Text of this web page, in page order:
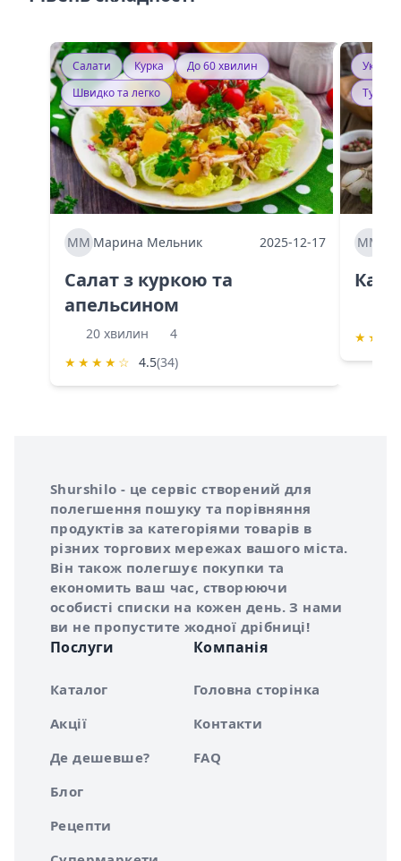
Салати Курка
До 60 хвилин
Швидко та легко
ММ Марина Мельник 2025-12-17
Салат з куркою та
апельсином
20 хвилин
4
★ ★ ★ ★ ☆ 4.5(34)
ММ
★ ★
Про сервіс Shurshilo
Shurshilo - це сервіс створений для
полегшення пошуку та порівняння
продуктів за категоріями товарів в
різних торгових мережах вашого міста.
Він також полегшує покупки та
економить ваш час, створюючи
особисті списки на кожен день. З нами
ви не пропустите жодної дрібниці!
Послуги
Каталог
Акції
Де дешевше?
Блог
Рецепти
Компанія
Головна сторінка
Контакти
FAQ